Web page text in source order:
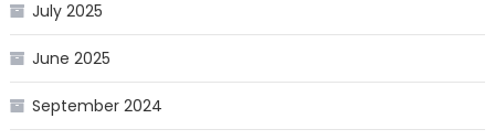
July 2025
June 2025
September 2024